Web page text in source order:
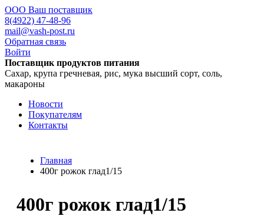
ООО Ваш поставщик
8(4922) 47-48-96
mail@vash-post.ru
Обратная связь
Войти
Поставщик продуктов питания
Сахар, крупа гречневая, рис, мука высший сорт, соль,
макароны
Новости
Покупателям
Контакты
Главная
400г рожок глад1/15
400г рожок глад1/15